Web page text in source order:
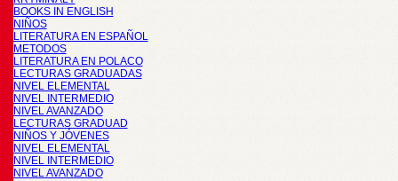
BOOKS IN ENGLISH
NIÑOS
LITERATURA EN ESPAÑOL
METODOS
LITERATURA EN POLACO
LECTURAS GRADUADAS
NIVEL ELEMENTAL
NIVEL INTERMEDIO
NIVEL AVANZADO
LECTURAS GRADUAD
NIÑOS Y JÓVENES
NIVEL ELEMENTAL
NIVEL INTERMEDIO
NIVEL AVANZADO